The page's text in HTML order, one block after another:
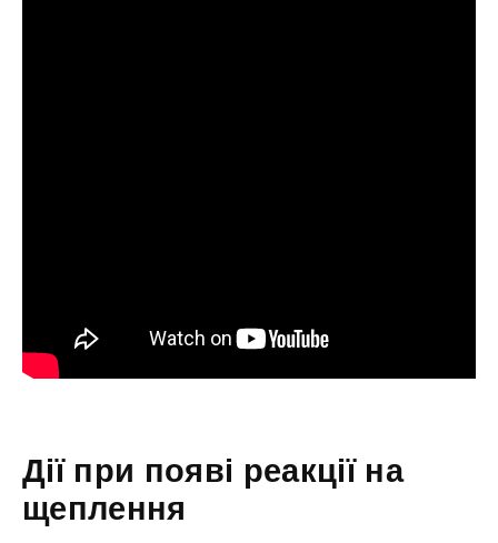
Дії при появі реакції на
щеплення